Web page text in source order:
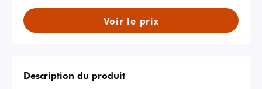
Voir le prix
Description du produit